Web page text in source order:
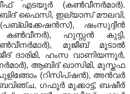
എടയൂർ (കൺവീനർമാർ).
ഫൈസി, ഇല്യാസ്‌ മൗലവി,
ഷംസുദ്ദീൻ
കൺവീനർ), ഹുസ്സൻ കുട്ടി,
മുജീബ്‌ മൂടാൽ
ദാരിമി, ഹംസ വാണിയന്നൂർ,
ആബിദ്‌ ഖാസിമി, മുസ്തഫ
(റിസിപ്ഷൻ), അൻവർ
ഗഫൂർ മുക്കാട്ട്‌, ബഷീർ